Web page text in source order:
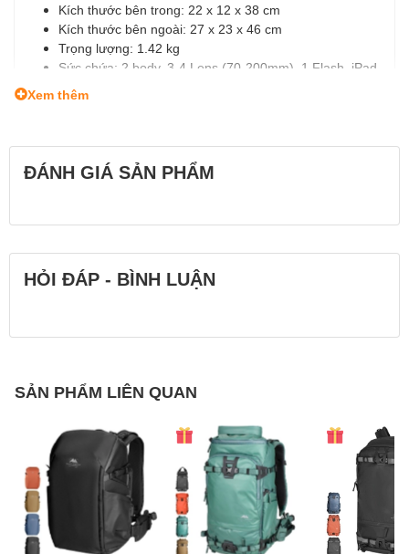
Kích thước bên trong: 22 x 12 x 38 cm
Kích thước bên ngoài: 27 x 23 x 46 cm
Trọng lượng: 1.42 kg
Sức chứa: 2 body, 3-4 Lens (70-200mm), 1 Flash, iPad
Chất liệu: Nylon 420T chống thấm, chống bám bụi
Kích thước bên trong: 24 x 16 x 43 cm
Sức chứa: 2 body (kèm đế pin), 4-5 Lens (70-200mm), 1
Màu sắc: Đen
Kích thước bên trong:
Ngăn trên: 29 x 15 x 16 cm
Ngăn dưới: 28 x 16 x 26 cm
Kích thước bên ngoài: 35 x 32 x 50 cm
Trọng lượng: 1.8 kg
Sức chứa: 2 body (kèm đế pin), 4-5 Lens (70-200mm), 1
Xem thêm
ĐÁNH GIÁ SẢN PHẨM
HỎI ĐÁP - BÌNH LUẬN
SẢN PHẨM LIÊN QUAN